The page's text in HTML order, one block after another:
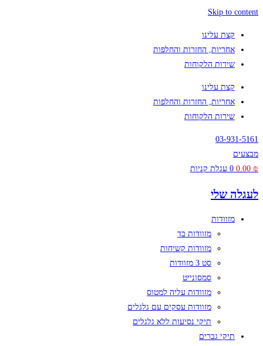
Skip to content
קצת עלינו
אחריות, החזרות והחלפות
שירות הלקוחות
קצת עלינו
אחריות, החזרות והחלפות
שירות הלקוחות
03-931-5161
מבצעים
0.00 ₪
0 עגלת קניות
לעגלה שלי
מזוודות
מזוודות בד
מזוודות קשיחות
סט 3 מזוודות
סמסונייט
מזוודות עליה למטוס
מזוודות עסקים עם גלגלים
תיקי נסיעות ללא גלגלים
תיקי גברים